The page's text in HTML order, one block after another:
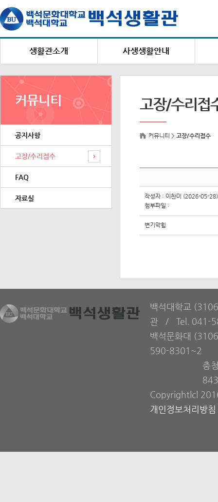
생활관소개
생활관장 인사말
설립목적 및 연혁
편의시설
건물별 주소 및 연락처
사생생활안내
생활안내
상점/벌점 안내
택배 및 우편물 수령안내
복지 및 편의시설
커뮤니티
공지사항
고장/수리접수
FAQ
자료실
고장/수리접
커뮤니티 > 고장/수리접수
작성자 : 이찬미 (2026-05-28)
첨부파일 :
변기막힘
백석대학교
관 / Tel. 041-
백석문화대
590-8301~2
충
Copyrightlcl
개인정보처리방침